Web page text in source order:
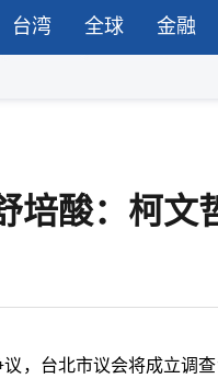
台湾 全球 金融
培酸：柯文
，台北市议会将成立调